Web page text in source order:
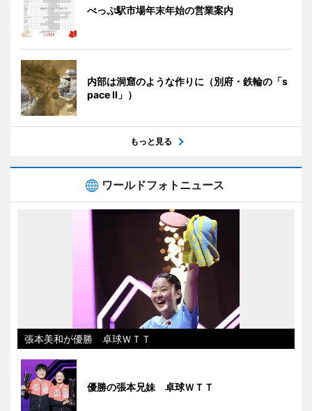
べっぷ駅市場年末年始の営業案内
内部は洞窟のような作りに（別府・鉄輪の「s
pace II」）
もっと見る
ワールドフォトニュース
張本美和が優勝 卓球ＷＴＴ
優勝の張本兄妹 卓球ＷＴＴ